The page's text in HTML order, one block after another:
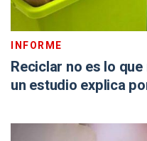
INFORME
Reciclar no es lo
un estudio explica